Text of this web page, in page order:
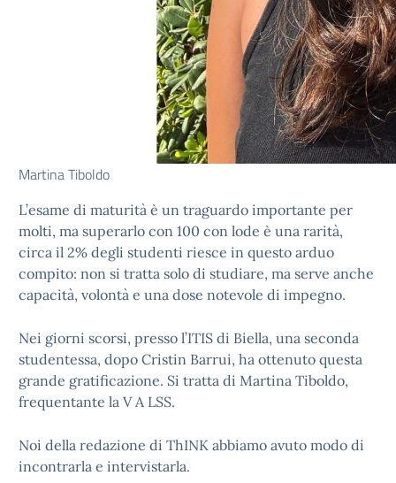
Martina Tiboldo
L’esame di maturità è un traguardo importante per
molti, ma superarlo con 100 con lode è una rarità,
circa il 2% degli studenti riesce in questo arduo
compito: non si tratta solo di studiare, ma serve anche
capacità, volontà e una dose notevole di impegno.
Nei giorni scorsi, presso l’ITIS di Biella, una seconda
studentessa, dopo Cristin Barrui, ha ottenuto questa
grande gratificazione. Si tratta di Martina Tiboldo,
frequentante la V A LSS.
Noi della redazione di ThINK abbiamo avuto modo di
incontrarla e intervistarla.